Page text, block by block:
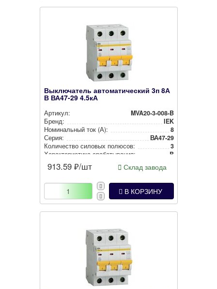
Выключатель автоматический 3п 8А
В ВА47-29 4.5кА
Артикул:
MVA20-3-008-B
Бренд:
IEK
Номи­наль­ный ток (А):
8
Серия:
ВА47-29
Количество силовых полюсов:
3
Харак­те­рис­ти­ка сра­ба­ты­ва­ния:
B
913.59 ₽/шт Склад завода
В КОРЗИНУ